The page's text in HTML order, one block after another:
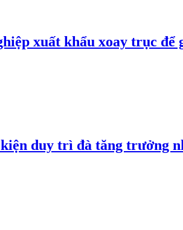
xuất khẩu xoay trục
duy trì đà tăng trưởng